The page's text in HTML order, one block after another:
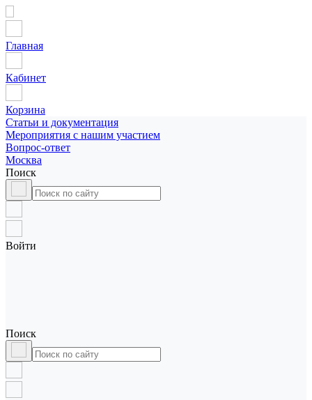
Главная
Кабинет
Корзина
Статьи и документация
Мероприятия с нашим участием
Вопрос-ответ
Москва
Поиск
Войти
Поиск